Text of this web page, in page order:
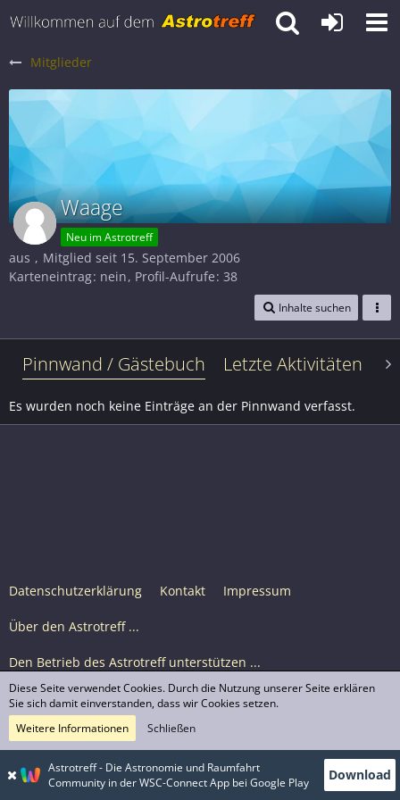
Mitglieder
Waage
Neu im Astrotreff
aus
Mitglied seit 15. September 2006
Karteneintrag nein Profil-Aufrufe 38
Inhalte suchen
Pinnwand / Gästebuch Letzte Aktivitäten
Es wurden noch keine Einträge an der Pinnwand verfasst.
Datenschutzerklärung Kontakt Impressum
Über den Astrotreff ...
Den Betrieb des Astrotreff unterstützen ...
Nutzungsbedingungen
© Astrotreff 2001-2026, lizenziert unter CC BY-SA,
sofern für einzelne Inhalte nicht anders angegeben
Astrotreff - Die Astronomie und Raumfahrt
Community in der WSC-Connect App bei Google Play
Download
Diese Seite verwendet Cookies. Durch die Nutzung unserer Seite erklären
Sie sich damit einverstanden, dass wir Cookies setzen.
Weitere Informationen
Schließen